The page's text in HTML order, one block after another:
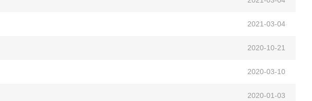
2021-03-04
2020-10-21
2020-03-10
2020-01-03